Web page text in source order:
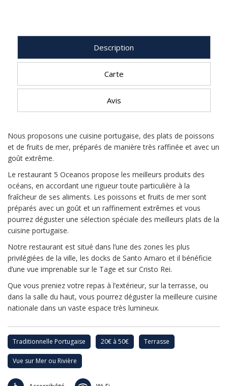
Description
Carte
Avis
Nous proposons une cuisine portugaise, des plats de poissons
et de fruits de mer, préparés de manière très raffinée et avec un
goût extrême.
Le restaurant 5 Oceanos propose les meilleurs produits des
océans, en accordant une rigueur toute particulière à la
fraîcheur de ses aliments. Les poissons et fruits de mer sont
préparés avec un goût et un raffinement extrêmes et vous
pourrez déguster une sélection spéciale des meilleurs plats de la
cuisine portugaise.
Notre restaurant est situé dans l’une des zones les plus
privilégiées de la ville, les docks de Santo Amaro et il bénéficie
d’une vue imprenable sur le Tage et sur Cristo Rei.
Que vous preniez votre repas à l’extérieur, sur la terrasse, ou
dans la salle du haut, vous pourrez déguster la meilleure cuisine
nationale dans un vaste espace très lumineux.
Traditionnelle Portugaise 20€ à 50€ Terrasse
Vue sur Mer ou Rivière